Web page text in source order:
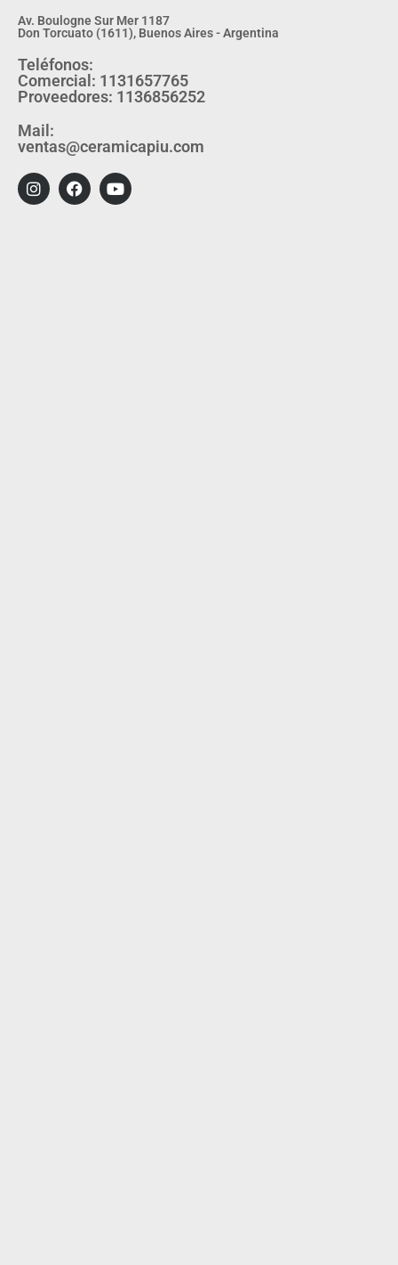
Av. Boulogne Sur Mer 1187
Don Torcuato (1611), Buenos Aires - Argentina
Teléfonos:
Comercial: 1131657765
Proveedores: 1136856252
Mail:
ventas@ceramicapiu.com